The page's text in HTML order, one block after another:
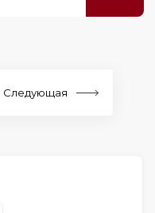
Следующая